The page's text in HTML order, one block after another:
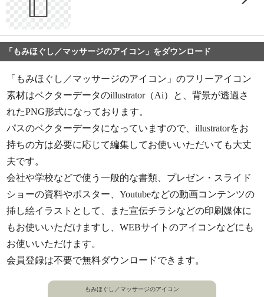
「もみほぐし／マッサージのアイコン」をダウンロード
「もみほぐし／マッサージのアイコン」のフリーアイコン
素材はベクターデータのillustrator（Ai）と、背景が透過さ
れたPNG形式になっております。
パスのベクターデータになっていますので、illustratorをお
持ちの方は必要に応じて編集してお使いいただいても大丈
夫です。
会社や学校などで使う一般的な書類、プレゼン・スライド
ショーの資料やポスター、Youtubeなどの動画コンテンツの
挿し絵イラストとして、また宣伝チラシなどの印刷媒体に
もお使いいただけますし、WEBサイトのアイコンなどにも
お使いいただけます。
会員登録は不要で無料ダウンロードできます。
もみほぐし／マッサージのアイコン